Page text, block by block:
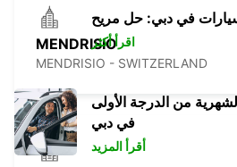
MENDRISIO
MENDRISIO - SWITZERLAND
في دبي: حل مريح
اقرأ أكثر
من الدرجة الأولى
في دبي
أقرأ المزيد